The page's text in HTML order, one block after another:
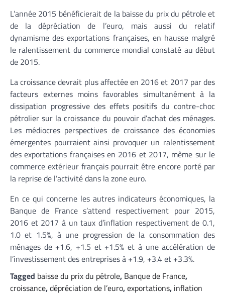
L’année 2015 bénéficierait de la baisse du prix du pétrole et
de la dépréciation de l’euro, mais aussi du relatif
dynamisme des exportations françaises, en hausse malgré
le ralentissement du commerce mondial constaté au début
de 2015.
La croissance devrait plus affectée en 2016 et 2017 par des
facteurs externes moins favorables simultanément à la
dissipation progressive des effets positifs du contre-choc
pétrolier sur la croissance du pouvoir d’achat des ménages.
Les médiocres perspectives de croissance des économies
émergentes pourraient ainsi provoquer un ralentissement
des exportations françaises en 2016 et 2017, même sur le
commerce extérieur français pourrait être encore porté par
la reprise de l’activité dans la zone euro.
En ce qui concerne les autres indicateurs économiques, la
Banque de France s’attend respectivement pour 2015,
2016 et 2017 à un taux d’inflation respectivement de 0.1,
1.0 et 1.5%, à une progression de la consommation des
ménages de +1.6, +1.5 et +1.5% et à une accélération de
l’investissement des entreprises à +1.9, +3.4 et +3.3%.
Tagged baisse du prix du pétrole, Banque de France,
croissance,dépréciation de l’euro,exportations, inflation